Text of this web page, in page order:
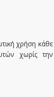
χρήση κάθε
χωρίς την